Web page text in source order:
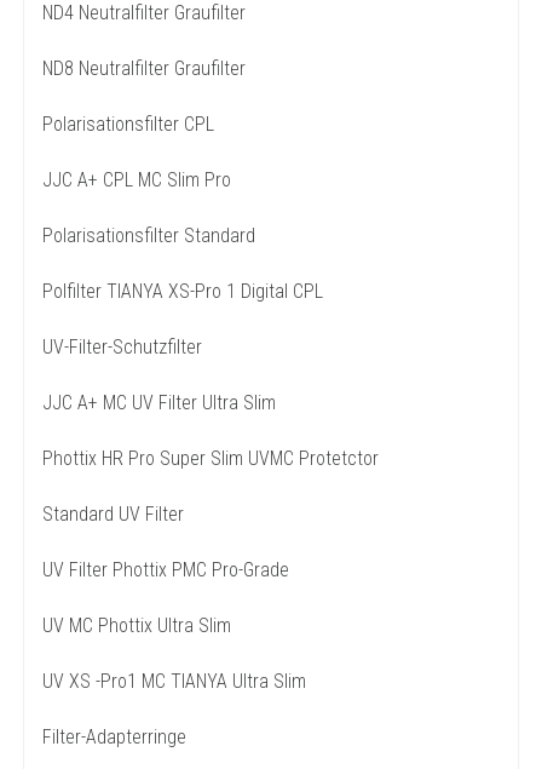
ND4 Neutralfilter Graufilter
ND8 Neutralfilter Graufilter
Polarisationsfilter CPL
JJC A+ CPL MC Slim Pro
Polarisationsfilter Standard
Polfilter TIANYA XS-Pro 1 Digital CPL
UV-Filter-Schutzfilter
JJC A+ MC UV Filter Ultra Slim
Phottix HR Pro Super Slim UVMC Protetctor
Standard UV Filter
UV Filter Phottix PMC Pro-Grade
UV MC Phottix Ultra Slim
UV XS -Pro1 MC TIANYA Ultra Slim
Filter-Adapterringe